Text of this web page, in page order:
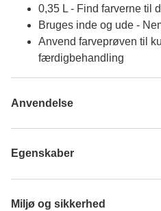
0,35 L - Find farverne til
Bruges inde og ude -
Anvend farveprøven til
færdigbehandling
Anvendelse
Egenskaber
Miljø og sikkerhed